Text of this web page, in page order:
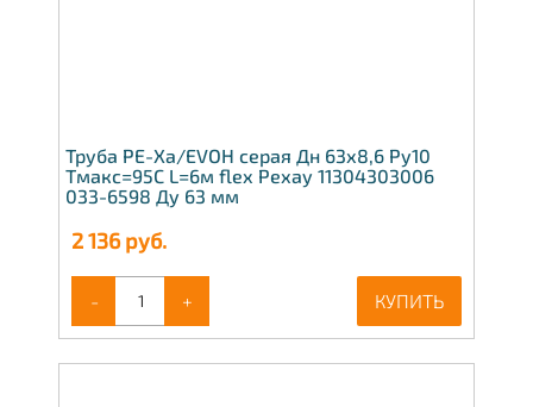
Труба PE-Xa/EVOH серая Дн 63х8,6 Ру10
Тмакс=95C L=6м flex Рехау 11304303006
033-6598 Ду 63 мм
2 136руб.
- + КУПИТЬ